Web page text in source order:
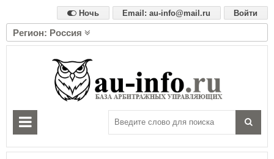
Войти
Email: au-info@mail.ru
Ночь
Регион: Россия
Алтайский край
Амурская область
Архангельская область
Астраханская область
Б
Белгородская область